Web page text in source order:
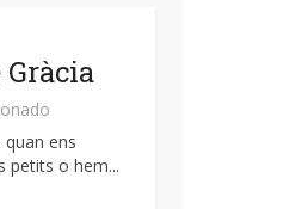
ens
petits o hem...